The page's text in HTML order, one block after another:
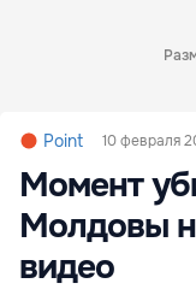
Point 10 февраля
Момент
Молдовы
видео